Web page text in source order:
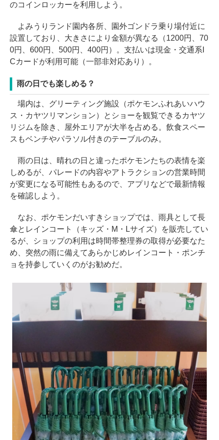
のコインロッカーを利用しよう。
よみうりランド園内各所、園外ゴンドラ乗り場付近に
設置しており、大きさにより金額が異なる（1200円、70
0円、600円、500円、400円）。支払いは現金・交通系I
Cカードが利用可能（一部非対応あり）。
雨の日でも楽しめる？
場内は、グリーティング施設（ポケモンふれあいハウ
ス・カヤツリマンション）とショーを観覧できるカヤツ
リジムを除き、屋外エリアが大半を占める。飲食スペー
スもベンチやパラソル付きのテーブルのみ。
雨の日は、晴れの日と違ったポケモンたちの表情を楽
しめるが、パレードの内容やアトラクションの営業時間
が変更になる可能性もあるので、アプリなどで最新情報
を確認しよう。
なお、ポケモンだいすきショップでは、雨具として長
傘とレインコート（キッズ・M・Lサイズ）を販売してい
るが、ショップの利用は時間帯整理券の取得が必要なた
め、突然の雨に備えてあらかじめレインコート・ポンチ
ョを持参していくのがお勧めだ。